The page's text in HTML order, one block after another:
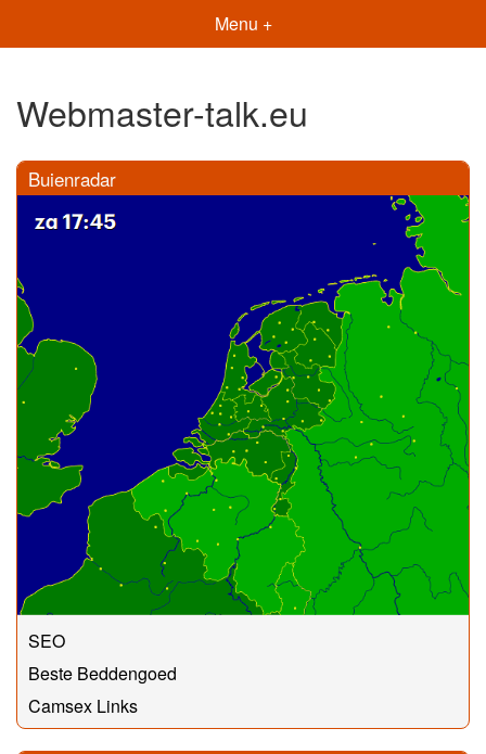
Menu +
Webmaster-talk.eu
Buienradar
SEO
Beste Beddengoed
Camsex Links